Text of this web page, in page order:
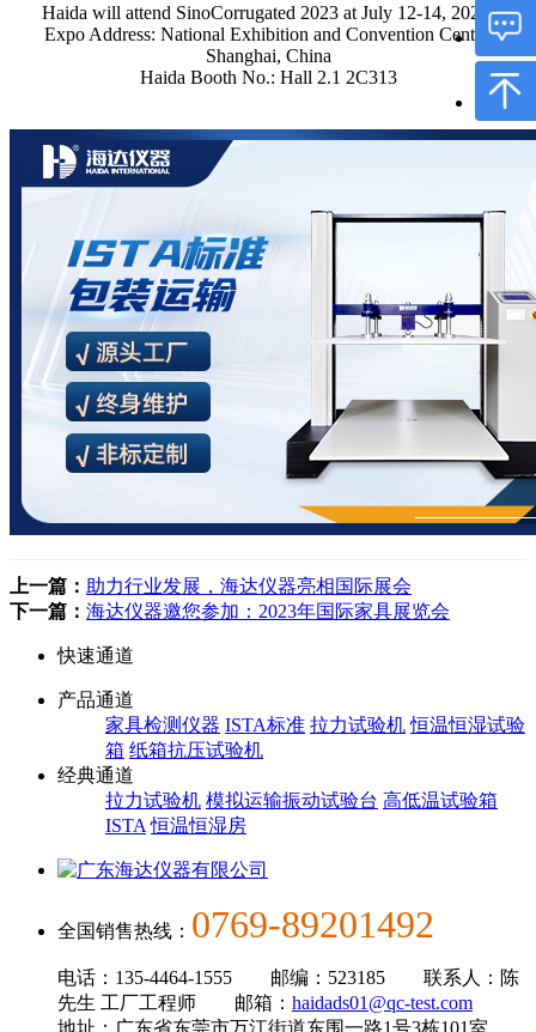
Haida will attend SinoCorrugated 2023 at July 12-14, 2023.
Expo Address: National Exhibition and Convention Center,
Shanghai, China
Haida Booth No.: Hall 2.1 2C313
上一篇： 助力行业发展，海达仪器亮相国际展会
下一篇： 海达仪器邀您参加：2023年国际家具展览会
快速通道
产品通道
家具检测仪器 ISTA标准 拉力试验机 恒温恒湿试验
箱 纸箱抗压试验机
经典通道
拉力试验机 模拟运输振动试验台 高低温试验箱
ISTA 恒温恒湿房
全国销售热线： 0769-89201492
电话：135-4464-1555 邮编：523185 联系人：陈
先生 工厂工程师 邮箱： haidads01@qc-test.com
地址：广东省东莞市万江街道东围一路1号3栋101室